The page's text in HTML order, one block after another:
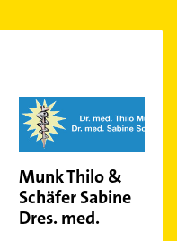
Munk Thilo &
Schäfer Sabine
Dres. med.